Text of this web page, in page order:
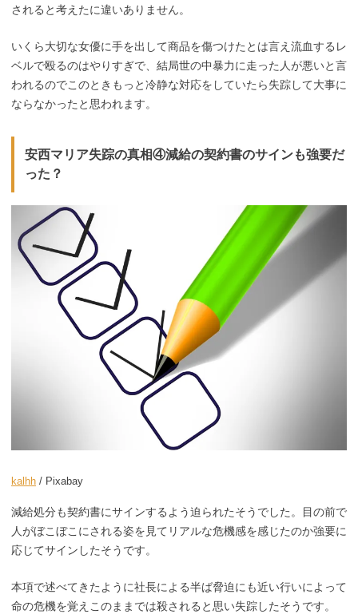
されると考えたに違いありません。
いくら大切な女優に手を出して商品を傷つけたとは言え流血するレ
ベルで殴るのはやりすぎで、結局世の中暴力に走った人が悪いと言
われるのでこのときもっと冷静な対応をしていたら失踪して大事に
ならなかったと思われます。
安西マリア失踪の真相④減給の契約書のサインも強要だ
った？
kalhh / Pixabay
減給処分も契約書にサインするよう迫られたそうでした。目の前で
人がぼこぼこにされる姿を見てリアルな危機感を感じたのか強要に
応じてサインしたそうです。
本項で述べてきたように社長による半ば脅迫にも近い行いによって
命の危機を覚えこのままでは殺されると思い失踪したそうです。